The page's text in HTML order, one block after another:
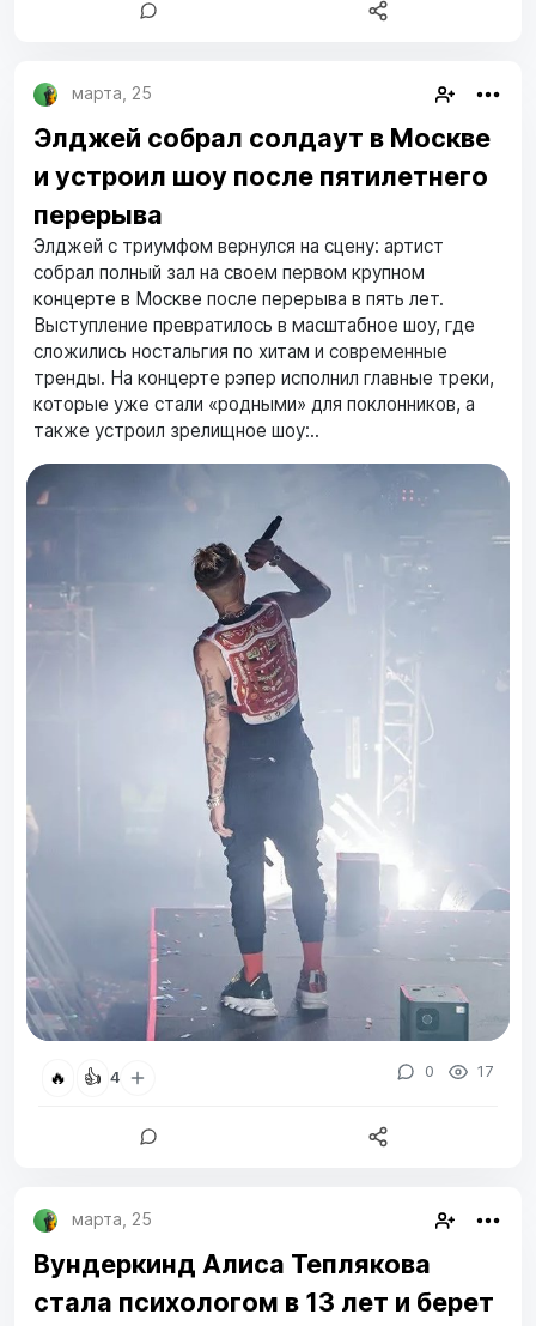
марта, 25
Элджей собрал солдаут в Москве
и устроил шоу после пятилетнего
перерыва
Элджей с триумфом вернулся на сцену: артист
собрал полный зал на своем первом крупном
концерте в Москве после перерыва в пять лет.
Выступление превратилось в масштабное шоу, где
сложились ностальгия по хитам и современные
тренды. На концерте рэпер исполнил главные треки,
которые уже стали «родными» для поклонников, а
также устроил зрелищное шоу:..
🔥 👍 4 0 17
марта, 25
Вундеркинд Алиса Теплякова
стала психологом в 13 лет и берет